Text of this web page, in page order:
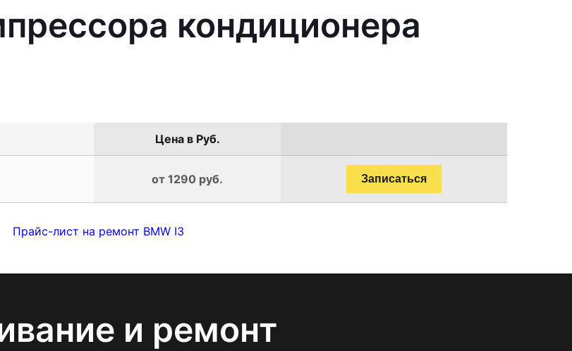
кондиционера
Цена в Руб.
от 1290 руб. Записаться
Прайс-лист на ремонт BMW I3
и ремонт